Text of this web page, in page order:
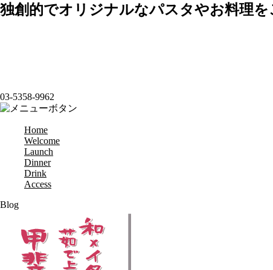
独創的でオリジナルなパスタやお料理
03-5358-9962
Home
Welcome
Launch
Dinner
Drink
Access
Blog